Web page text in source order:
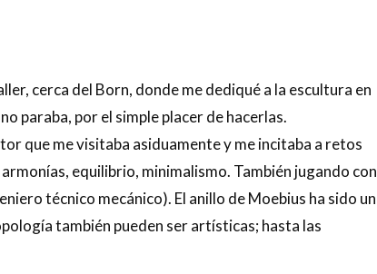
cerca del Born, donde me dediqué a la escultura en
paraba, por el simple placer de hacerlas.
que me visitaba asiduamente y me incitaba a retos
equilibrio, minimalismo. También jugando con
técnico mecánico). El anillo de Moebius ha sido un
también pueden ser artísticas; hasta las